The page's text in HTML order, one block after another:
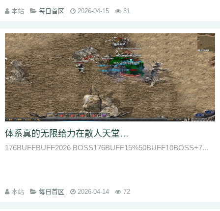
本站 每日首区 2026-04-15 81
体系真的无限给力在散人天堂中打宝的中心是合理分配技术点
176BUFFBUFF2026 BOSS176BUFF15%50BUFF10BOSS+7...
本站 每日首区 2026-04-14 72